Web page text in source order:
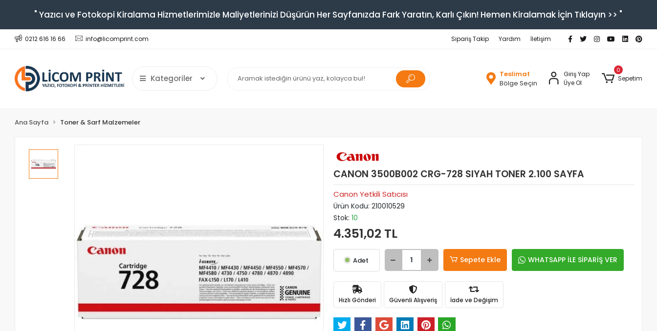
" Yazıcı ve Fotokopi Kiralama Hizmetlerimizle Maliyetlerinizi Düşürün Her Sayfanızda Fark Yaratın, Karlı Çıkın! Hemen Kiralamak İçin Tıklayın >> "
0212 616 16 66 info@licomprint.com Sipariş Takip Yardım İletişim
Kategoriler
Teslimat
Bölge Seçin
Giriş Yap
Üye Ol
0
Sepetim
Ana Sayfa Toner & Sarf Malzemeler
CANON 3500B002 CRG-728 SIYAH TONER 2.100 SAYFA
Canon Yetkili Satıcısı
Ürün Kodu: 210010529
Stok: 10
4.351,02 TL
Adet Sepete Ekle WHATSAPP İLE SİPARİŞ VER
Hızlı Gönderi Güvenli Alışveriş İade ve Değişim